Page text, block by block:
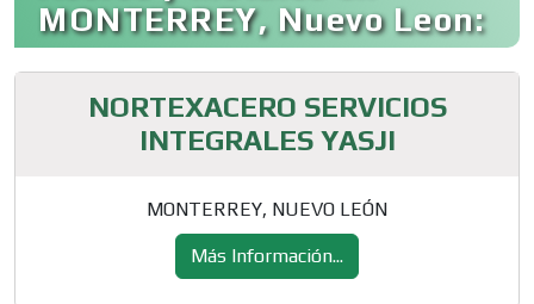
MONTERREY, Nuevo Leon:
NORTEXACERO SERVICIOS
INTEGRALES YASJI
MONTERREY, NUEVO LEÓN
Más Información...